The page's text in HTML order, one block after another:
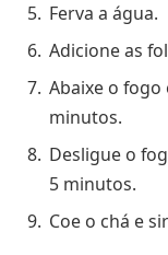
Ferva a água.
Adicione as
Abaixe o fogo
minutos.
Desligue o
5 minutos.
Coe o chá e